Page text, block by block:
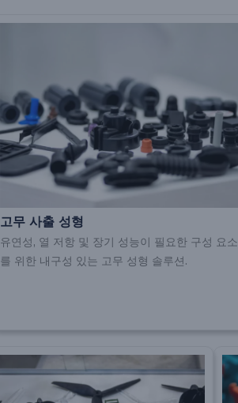
고무 사출 성형
유연성, 열 저항 및 장기 성능이 필요한 구성 요소
를 위한 내구성 있는 고무 성형 솔루션.